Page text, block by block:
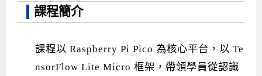
AI強化學習 - 自動控制應用
嵌入式Linux開發與AI影像辨識
ARM Cortex-M0 應用整合設計
資料結構精修班
Python程式實戰養成學程
Android嵌入式平台開發訓練班
Android Framework
iOS程式開發系列課程
iPhone程式設計進階班
Android嵌入式平台開發訓練班
產品應用系列課程
資料分析與視覺化
Edge AI與Pi Pico實作應用
APCS檢定培訓課程
【遠距同步】青少年AI冬/夏令營
JavaScript程式設計
Python進階程式設計：從資料結構到演算法
Raspberry Pi 使用入門
硬體控制使用Python
micro:bit 創意程式設計
課程簡介
課程以 Raspberry Pi Pico 為核心平台，以 Te
nsorFlow Lite Micro 框架，帶領學員從認識